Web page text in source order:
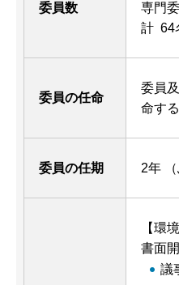
委員数
専門
計 64
委員の任命
委員
命す
委員の任期 2年
【環
書面
議